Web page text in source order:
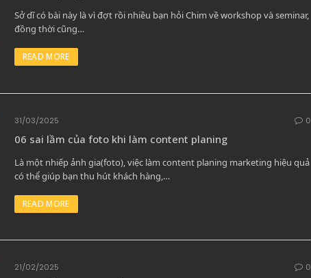
Sở dĩ có bài này là vì đợt rồi nhiều bạn hỏi Chim về workshop và seminar,
đồng thời cũng…
READ MORE
31/03/2025 0
06 sai lầm của foto khi làm content planing
Là một nhiếp ảnh gia(foto), việc làm content planing marketing hiệu quả
có thể giúp bạn thu hút khách hàng,…
READ MORE
21/02/2025 0